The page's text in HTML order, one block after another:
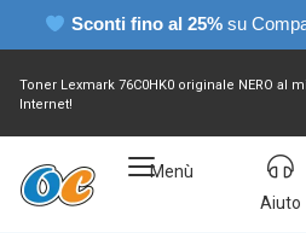
Sconti fino al 25% su
Toner Lexmark 76C0HK0 originale NERO al
Internet!
Menù
Aiuto